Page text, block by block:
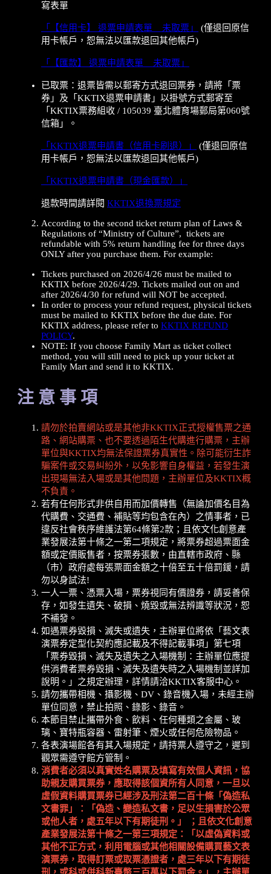
寫表單
「【信用卡】 退票申請表單 _ 未取票」
(僅退回原信
用卡帳戶，恕無法以匯款退回其他帳戶)
「【匯款】 退票申請表單 _ 未取票」
已取票：退票皆需以郵寄方式退回票券，請將「票
券」及「KKTIX退票申請書」以掛號方式郵寄至
「KKTIX票務組收 / 105039 臺北體育場郵局第060號
信箱」。
「KKTIX退票申請書（信用卡刷退）」
(僅退回原信
用卡帳戶，恕無法以匯款退回其他帳戶)
「KKTIX退票申請書（現金匯款）」
退款時間請詳閱 KKTIX退換票規定
According to the second ticket return plan of Laws &
Regulations of “Ministry of Culture”, tickets are
refundable with 5% return handling fee for three days
ONLY after you purchase them. For example:
Tickets purchased on 2026/4/26 must be mailed to
KKTIX before 2026/4/29. Tickets mailed out on and
after 2026/4/30 for refund will NOT be accepted.
In order to process your refund request, physical tickets
must be mailed to KKTIX before the due date. For
KKTIX address, please refer to KKTIX REFUND
POLICY.
NOTE: If you choose Family Mart as ticket collect
method, you will still need to pick up your ticket at
Family Mart and send it to KKTIX.
注 意 事 項
請勿於拍賣網站或是其他非KKTIX正式授權售票之通
路、網站購票、也不要透過陌生代購進行購票，主辦
單位與KKTIX均無法保證票券真實性。除可能衍生詐
騙案件或交易糾紛外，以免影響自身權益，若發生演
出現場無法入場或是其他問題，主辦單位及KKTIX概
不負責。
若有任何形式非供自用而加價轉售（無論加價名目為
代購費、交通費、補貼等均包含在內）之情事者，已
違反社會秩序維護法第64條第2款；且依文化創意產
業發展法第十條之一第二項規定，將票券超過票面金
額或定價販售者，按票券張數，由直轄市政府、縣
（市）政府處每張票面金額之十倍至五十倍罰鍰，請
勿以身試法!
一人一票、憑票入場，票券視同有價證券，請妥善保
存，如發生遺失、破損、燒毀或無法辨識等狀況，恕
不補發。
如遇票券毀損、滅失或遺失，主辦單位將依「藝文表
演票券定型化契約應記載及不得記載事項」第七項
「票券毀損、滅失及遺失之入場機制：主辦單位應提
供消費者票券毀損、滅失及遺失時之入場機制並詳加
說明。」之規定辦理，詳情請洽KKTIX客服中心。
請勿攜帶相機、攝影機、DV、錄音機入場，未經主辦
單位同意，禁止拍照、錄影、錄音。
本節目禁止攜帶外食、飲料、任何種類之金屬、玻
璃、寶特瓶容器、雷射筆、煙火或任何危險物品。
各表演場館各有其入場規定，請持票人遵守之，遲到
觀眾需遵守館方管制。
消費者必須以真實姓名購票及填寫有效個人資訊，協
助親友購買票券，應取得該個資所有人同意，一旦以
虛假資料購買票券已經涉及刑法第二百十條「偽造私
文書罪」：「偽造、變造私文書，足以生損害於公眾
或他人者，處五年以下有期徒刑。」
；且依文化創意
產業發展法第十條之一第三項規定：「以虛偽資料或
其他不正方式，利用電腦或其他相關設備購買藝文表
演票券，取得訂票或取票憑證者，處三年以下有期徒